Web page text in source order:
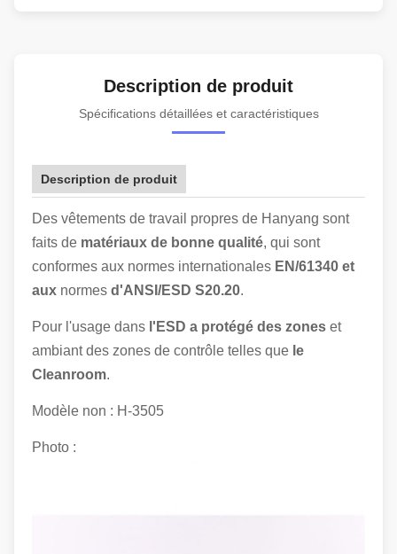
Description de produit
Spécifications détaillées et caractéristiques
Description de produit
Des vêtements de travail propres de Hanyang sont
faits de matériaux de bonne qualité, qui sont
conformes aux normes internationales EN/61340 et
aux normes d'ANSI/ESD S20.20.
Pour l'usage dans l'ESD a protégé des zones et
ambiant des zones de contrôle telles que le
Cleanroom.
Modèle non : H-3505
Photo :